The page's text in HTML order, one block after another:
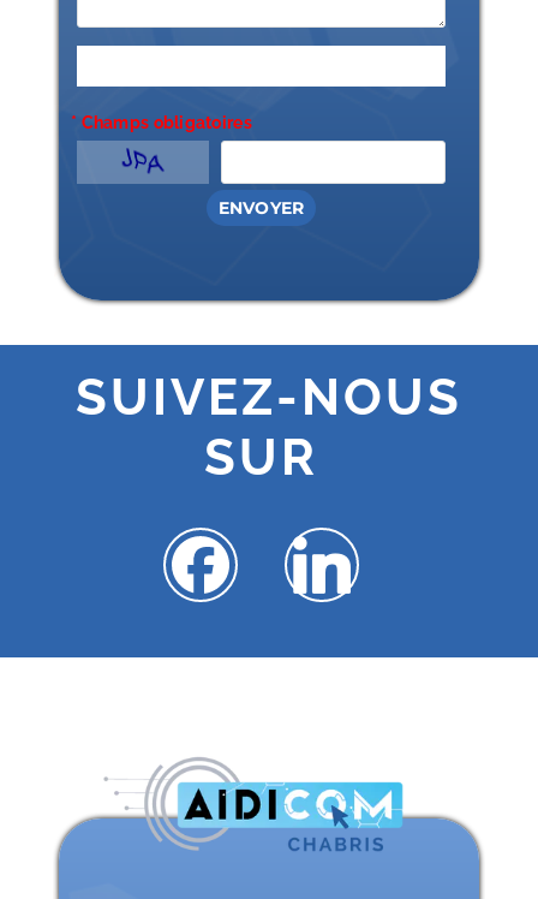
* Champs obligatoires
ENVOYER

SUIVEZ-NOUS
SUR